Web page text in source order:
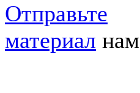
Отправьте
материал нам